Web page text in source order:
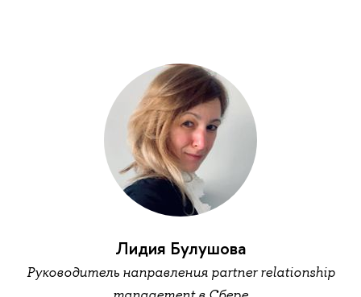
Лидия Булушова
Руководитель направления partner relationship